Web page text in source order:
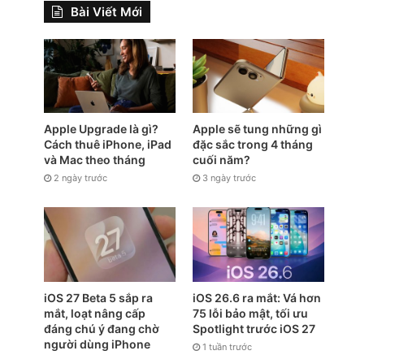
Bài Viết Mới
Apple Upgrade là gì?
Cách thuê iPhone, iPad
và Mac theo tháng
2 ngày trước
Apple sẽ tung những gì
đặc sắc trong 4 tháng
cuối năm?
3 ngày trước
iOS 27 Beta 5 sắp ra
mắt, loạt nâng cấp
đáng chú ý đang chờ
người dùng iPhone
iOS 26.6 ra mắt: Vá hơn
75 lỗi bảo mật, tối ưu
Spotlight trước iOS 27
1 tuần trước